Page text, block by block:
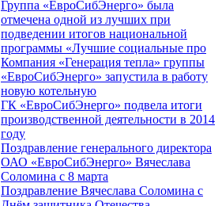
Группа «ЕвроСибЭнерго» была
отмечена одной из лучших при
подведении итогов национальной
программы «Лучшие социальные про
Компания «Генерация тепла» группы
«ЕвроСибЭнерго» запустила в работу
новую котельную
ГК «ЕвроСибЭнерго» подвела итоги
производственной деятельности в 2014
году
Поздравление генерального директора
ОАО «ЕвроСибЭнерго» Вячеслава
Соломина с 8 марта
Поздравление Вячеслава Соломина с